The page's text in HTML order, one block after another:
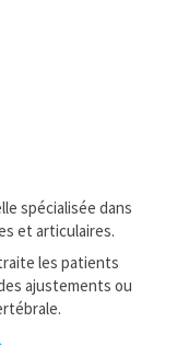
spécialisée dans
et articulaires.
les patients
ajustements ou